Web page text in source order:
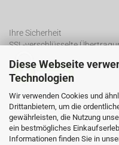
Diese Webseite
Technologien
Wir verwenden Cookies und
Drittanbietern, um die
gewährleisten, die Nutzung
ein bestmögliches
Informationen finden Sie in
Ihre Sicherheit
SSL-verschlüsselte
SSL Certificate